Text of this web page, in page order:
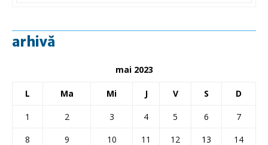
arhivă
mai 2023
L Ma Mi J V S D
1 2 3 4 5 6
7
8
9 10 11 12 13
14